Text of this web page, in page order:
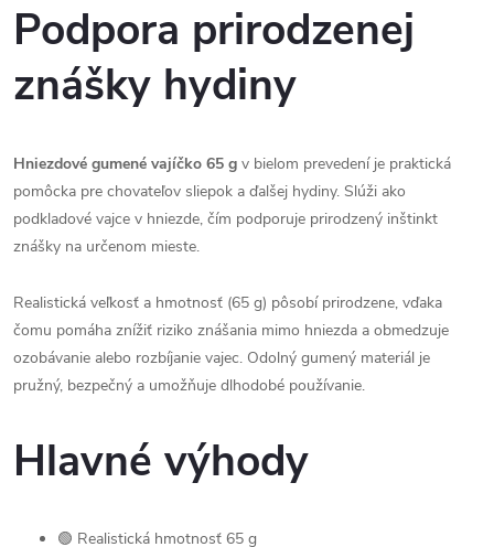
Podpora prirodzenej
znášky hydiny
Hniezdové gumené vajíčko 65 g v bielom prevedení je praktická
pomôcka pre chovateľov sliepok a ďalšej hydiny. Slúži ako
podkladové vajce v hniezde, čím podporuje prirodzený inštinkt
znášky na určenom mieste.
Realistická veľkosť a hmotnosť (65 g) pôsobí prirodzene, vďaka
čomu pomáha znížiť riziko znášania mimo hniezda a obmedzuje
ozobávanie alebo rozbíjanie vajec. Odolný gumený materiál je
pružný, bezpečný a umožňuje dlhodobé používanie.
Hlavné výhody
🟢 Realistická hmotnosť 65 g